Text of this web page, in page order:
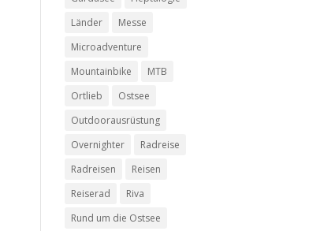
Länder
Messe
Microadventure
Mountainbike
MTB
Ortlieb
Ostsee
Outdoorausrüstung
Overnighter
Radreise
Radreisen
Reisen
Reiserad
Riva
Rund um die Ostsee